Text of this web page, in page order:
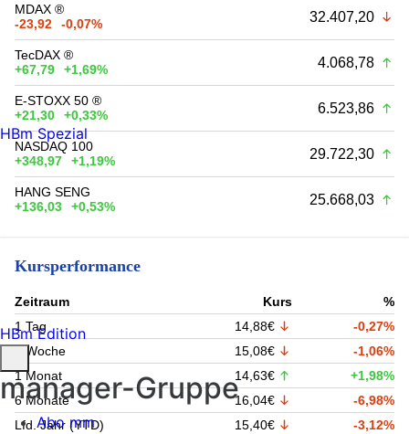
MDAX ®
-23,92
-0,07% 32.407,20
TecDAX ®
+67,79
+1,69% 4.068,78
E-STOXX 50 ®
+21,30
+0,33% 6.523,86
NASDAQ 100
+348,97
+1,19% 29.722,30
HANG SENG
+136,03
+0,53% 25.668,03
Kursperformance
Zeitraum Kurs
%
1 Tag
14,88€
-0,27%
1 Woche
15,08€
-1,06%
1 Monat
14,63€
+1,98%
6 Monate
16,04€
-6,98%
Lfd. Jahr (YTD)
15,40€
-3,12%
HBm Spezial
HBm Edition
manager-Gruppe
Abo mm